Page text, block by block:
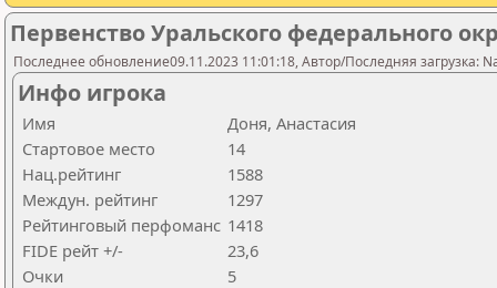
Первенство Уральского федерального
Последнее обновление09.11.2023 11:01:18, Автор/Последняя загрузка:
Инфо игрока
Имя
Доня, Анастасия
Стартовое место
14
Нац.рейтинг
1588
Междун. рейтинг
1297
Рейтинговый перфоманс 1418
FIDE рейт +/-
23,6
Очки
5